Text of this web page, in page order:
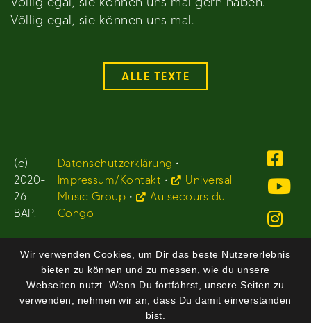
Völlig egal, sie können uns mal.
ALLE TEXTE
(c)
2020-
26
BAP.
Datenschutzerklärung •
Impressum/Kontakt •
Universal
Music Group •
Au secours du
Congo
Wir verwenden Cookies, um Dir das beste Nutzererlebnis
bieten zu können und zu messen, wie du unsere
Webseiten nutzt. Wenn Du fortfährst, unsere Seiten zu
verwenden, nehmen wir an, dass Du damit einverstanden
bist.